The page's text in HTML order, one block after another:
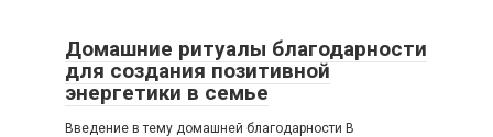
Домашние ритуалы благодарности
для создания позитивной
энергетики в семье
Введение в тему домашней благодарности В